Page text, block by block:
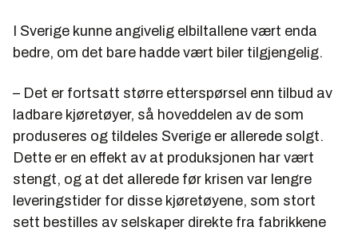
I Sverige kunne angivelig elbiltallene vært enda
bedre, om det bare hadde vært biler tilgjengelig.
– Det er fortsatt større etterspørsel enn tilbud av
ladbare kjøretøyer, så hoveddelen av de som
produseres og tildeles Sverige er allerede solgt.
Dette er en effekt av at produksjonen har vært
stengt, og at det allerede før krisen var lengre
leveringstider for disse kjøretøyene, som stort
sett bestilles av selskaper direkte fra fabrikkene